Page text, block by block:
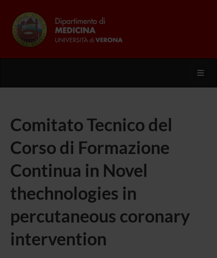
Comitato Tecnico del
Corso di Formazione
Continua in Novel
thechnologies in
percutaneous coronary
intervention